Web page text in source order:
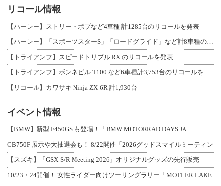
リコール情報
【ハーレー】ストリートボブなど4車種 計1285台のリコールを発表
【ハーレー】「スポーツスターS」「ロードグライド」など計8車種のリコールを発表
【トライアンフ】スピードトリプル RX のリコールを発表
【トライアンフ】ボンネビル T100 など6車種計3,753台のリコールを発表
【リコール】カワサキ Ninja ZX-6R 計1,930台
イベント情報
【BMW】新型 F450GS も登場！「BMW MOTORRAD DAYS JA
CB750F 展示や大抽選会も！ 8/22開催「2026グッドスマイルミーティン
【スズキ】「GSX-S/R Meeting 2026」オリジナルグッズの先行販売
10/23・24開催！ 女性ライダー向けツーリングラリー「MOTHER LAKE